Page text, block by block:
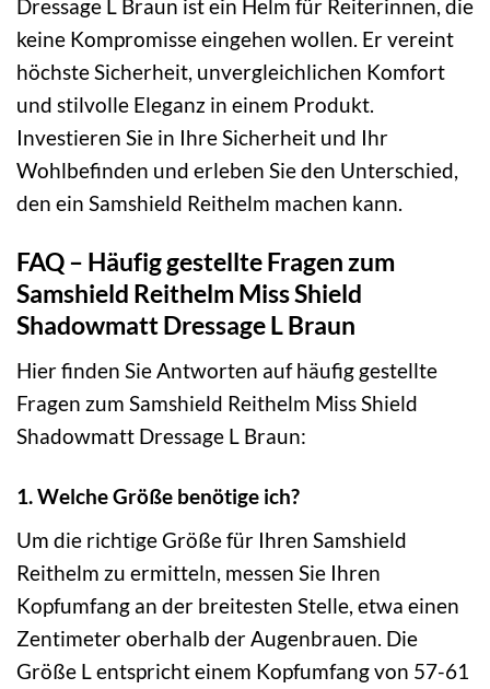
Dressage L Braun ist ein Helm für Reiterinnen, die
keine Kompromisse eingehen wollen. Er vereint
höchste Sicherheit, unvergleichlichen Komfort
und stilvolle Eleganz in einem Produkt.
Investieren Sie in Ihre Sicherheit und Ihr
Wohlbefinden und erleben Sie den Unterschied,
den ein Samshield Reithelm machen kann.
FAQ – Häufig gestellte Fragen zum
Samshield Reithelm Miss Shield
Shadowmatt Dressage L Braun
Hier finden Sie Antworten auf häufig gestellte
Fragen zum Samshield Reithelm Miss Shield
Shadowmatt Dressage L Braun:
1. Welche Größe benötige ich?
Um die richtige Größe für Ihren Samshield
Reithelm zu ermitteln, messen Sie Ihren
Kopfumfang an der breitesten Stelle, etwa einen
Zentimeter oberhalb der Augenbrauen. Die
Größe L entspricht einem Kopfumfang von 57-61